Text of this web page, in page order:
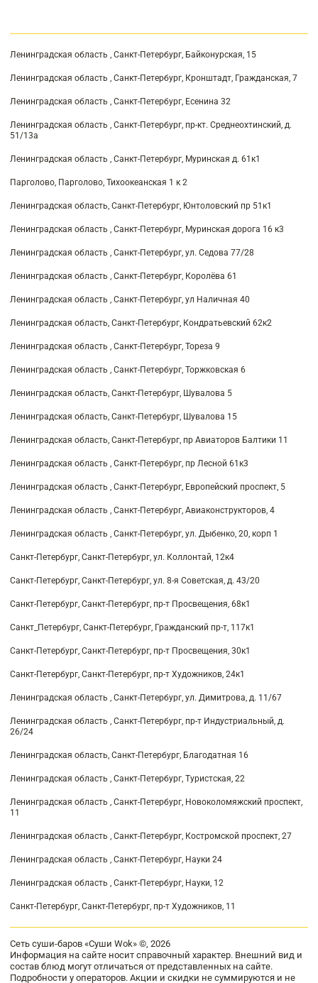
Ленинградская область , Санкт-Петербург, Байконурская, 15
Ленинградская область , Санкт-Петербург, Кронштадт, Гражданская, 7
Ленинградская область , Санкт-Петербург, Есенина 32
Ленинградская область , Санкт-Петербург, пр-кт. Среднеохтинский, д.
51/13а
Ленинградская область , Санкт-Петербург, Муринская д. 61к1
Парголово, Парголово, Тихоокеанская 1 к 2
Ленинградская область, Санкт-Петербург, Юнтоловский пр 51к1
Ленинградская область , Санкт-Петербург, Муринская дорога 16 к3
Ленинградская область , Санкт-Петербург, ул. Седова 77/28
Ленинградская область , Санкт-Петербург, Королёва 61
Ленинградская область , Санкт-Петербург, ул Наличная 40
Ленинградская область, Санкт-Петербург, Кондратьевский 62к2
Ленинградская область , Санкт-Петербург, Тореза 9
Ленинградская область , Санкт-Петербург, Торжковская 6
Ленинградская область, Санкт-Петербург, Шувалова 5
Ленинградская область, Санкт-Петербург, Шувалова 15
Ленинградская область, Санкт-Петербург, пр Авиаторов Балтики 11
Ленинградская область , Санкт-Петербург, пр Лесной 61к3
Ленинградская область , Санкт-Петербург, Европейский проспект, 5
Ленинградская область , Санкт-Петербург, Авиаконструкторов, 4
Ленинградская область , Санкт-Петербург, ул. Дыбенко, 20, корп 1
Санкт-Петербург, Санкт-Петербург, ул. Коллонтай, 12к4
Санкт-Петербург, Санкт-Петербург, ул. 8-я Советская, д. 43/20
Санкт-Петербург, Санкт-Петербург, пр-т Просвещения, 68к1
Санкт_Петербург, Санкт-Петербург, Гражданский пр-т, 117к1
Санкт-Петербург, Санкт-Петербург, пр-т Просвещения, 30к1
Санкт-Петербург, Санкт-Петербург, пр-т Художников, 24к1
Ленинградская область , Санкт-Петербург, ул. Димитрова, д. 11/67
Ленинградская область , Санкт-Петербург, пр-т Индустриальный, д.
26/24
Ленинградская область, Санкт-Петербург, Благодатная 16
Ленинградская область , Санкт-Петербург, Туристская, 22
Ленинградская область , Санкт-Петербург, Новоколомяжский проспект,
11
Ленинградская область , Санкт-Петербург, Костромской проспект, 27
Ленинградская область , Санкт-Петербург, Науки 24
Ленинградская область , Санкт-Петербург, Науки, 12
Санкт-Петербург, Санкт-Петербург, пр-т Художников, 11
Сеть суши-баров «Суши Wok» ©, 2026
Информация на сайте носит справочный характер. Внешний вид и
состав блюд могут отличаться от представленных на сайте.
Подробности у операторов. Акции и скидки не суммируются и не